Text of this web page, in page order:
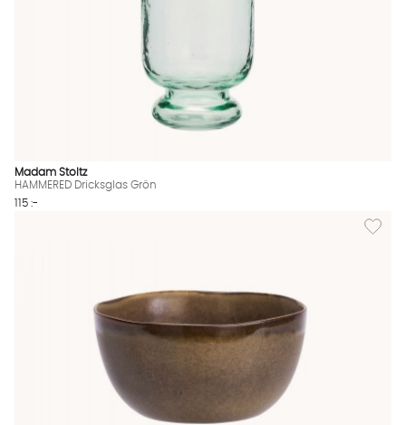
Madam Stoltz
HAMMERED Dricksglas Grön
115 :-
Lägg